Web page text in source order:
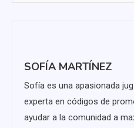
SOFÍA MARTÍNEZ
Sofía es una apasionada
experta en códigos de
ayudar a la comunidad a